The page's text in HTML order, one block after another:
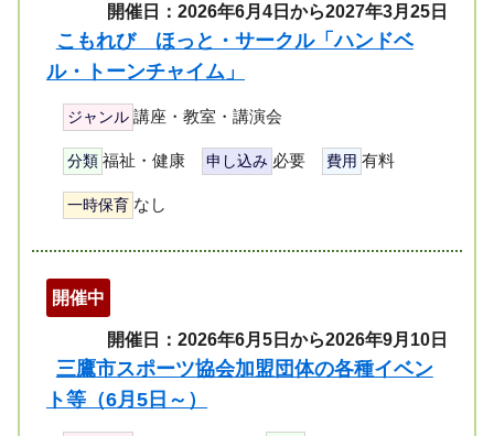
開催日：2026年6月4日から2027年3月25日
こもれび ほっと・サークル「ハンドベ
ル・トーンチャイム」
ジャンル 講座・教室・講演会
分類 福祉・健康 申し込み 必要 費用 有料
一時保育 なし
開催中
開催日：2026年6月5日から2026年9月10日
三鷹市スポーツ協会加盟団体の各種イベン
ト等（6月5日～）